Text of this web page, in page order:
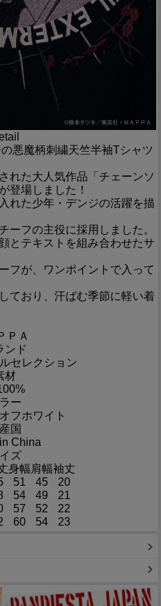
悪魔柄刺繍天竺半袖Tシャツ
れた大人気作品「チェーンソ
登場しました！
れた少年・デンジの活躍を描
ーフの主役に採用しました。
とテキストを組み合わせたサ
フが、ワンポイントで入って
ており、汗ばむ季節に軽い着
ＰＡ
ンド
セレクション
材
ー
フホワイト
国
China
ズ
身幅肩幅袖丈
51 45
20
54 49
21
57 52
22
60 54 23